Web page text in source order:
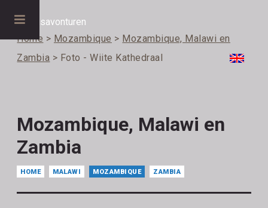
Home > Mozambique > Mozambique, Malawi en
Zambia > Foto - Wiite Kathedraal
Mozambique, Malawi en
Zambia
HOME MALAWI MOZAMBIQUE ZAMBIA